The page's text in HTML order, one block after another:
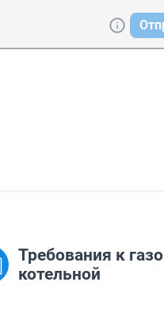
Требования к
котельной